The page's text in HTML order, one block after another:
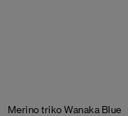
Merino triko Wanaka Blue